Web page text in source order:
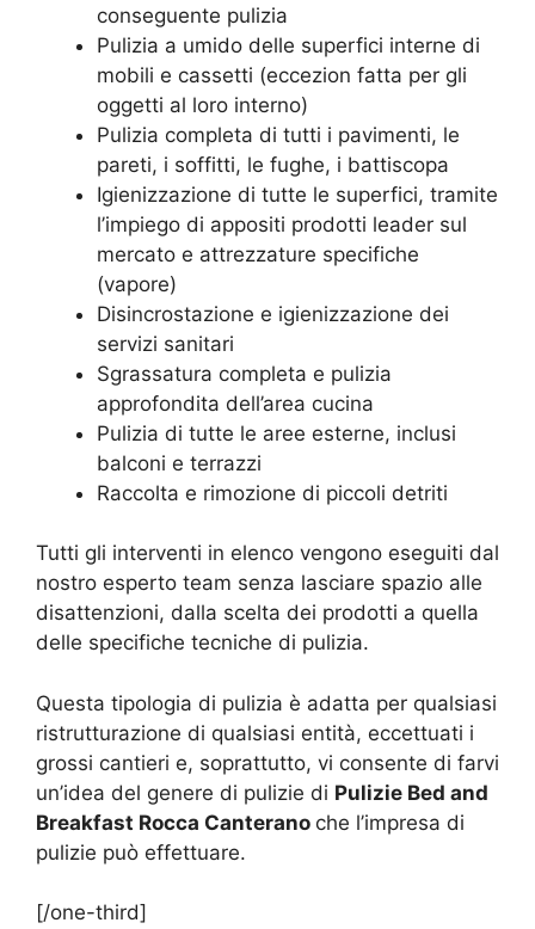
conseguente pulizia
Pulizia a umido delle superfici interne di
mobili e cassetti (eccezion fatta per gli
oggetti al loro interno)
Pulizia completa di tutti i pavimenti, le
pareti, i soffitti, le fughe, i battiscopa
Igienizzazione di tutte le superfici, tramite
l’impiego di appositi prodotti leader sul
mercato e attrezzature specifiche
(vapore)
Disincrostazione e igienizzazione dei
servizi sanitari
Sgrassatura completa e pulizia
approfondita dell’area cucina
Pulizia di tutte le aree esterne, inclusi
balconi e terrazzi
Raccolta e rimozione di piccoli detriti
Tutti gli interventi in elenco vengono eseguiti dal
nostro esperto team senza lasciare spazio alle
disattenzioni, dalla scelta dei prodotti a quella
delle specifiche tecniche di pulizia.
Questa tipologia di pulizia è adatta per qualsiasi
ristrutturazione di qualsiasi entità, eccettuati i
grossi cantieri e, soprattutto, vi consente di farvi
un’idea del genere di pulizie di Pulizie Bed and
Breakfast Rocca Canterano che l’impresa di
pulizie può effettuare.
[/one-third]